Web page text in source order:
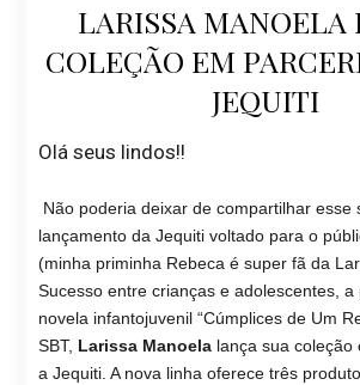
LARISSA MANOELA
COLEÇÃO EM
JEQUITI
Olá seus lindos!!
Não poderia deixar de compartilhar esse
lançamento da Jequiti voltado para o
(minha priminha Rebeca é super fã da
Sucesso entre crianças e adolescentes, a
novela infantojuvenil “Cúmplices de Um
SBT, Larissa Manoela lança sua coleção
a Jequiti. A nova linha oferece três